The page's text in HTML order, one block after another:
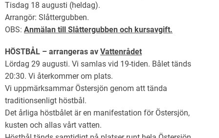
Tisdag 18 augusti (heldag).
Arrangör: Slåttergubben.
OBS: Anmälan till Slåttergubben och kursavgift.
HÖSTBÅL – arrangeras av Vattenrådet
Lördag 29 augusti. Vi samlas vid 19-tiden. Bålet tänds
20:30. Vi återkommer om plats.
Vi uppmärksammar Östersjön genom att tända
traditionsenligt höstbål.
Det årliga höstbålet är en manifestation för Östersjön,
kusten och allas vårt vatten.